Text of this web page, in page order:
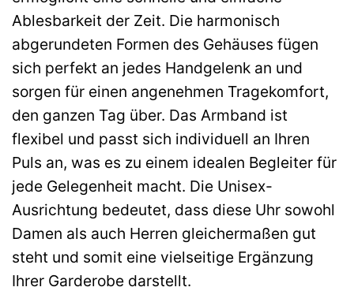
Ablesbarkeit der Zeit. Die harmonisch
abgerundeten Formen des Gehäuses fügen
sich perfekt an jedes Handgelenk an und
sorgen für einen angenehmen Tragekomfort,
den ganzen Tag über. Das Armband ist
flexibel und passt sich individuell an Ihren
Puls an, was es zu einem idealen Begleiter für
jede Gelegenheit macht. Die Unisex-
Ausrichtung bedeutet, dass diese Uhr sowohl
Damen als auch Herren gleichermaßen gut
steht und somit eine vielseitige Ergänzung
Ihrer Garderobe darstellt.